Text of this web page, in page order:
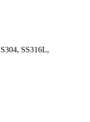
SS316L,